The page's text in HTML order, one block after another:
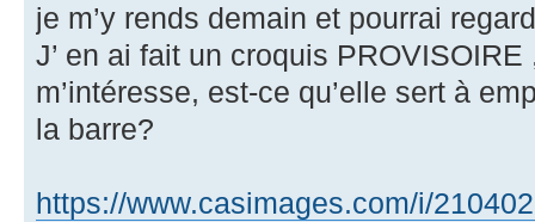
je m’y rends demain et pourrai
J’ en ai fait un croquis
m’intéresse, est-ce qu’elle sert à
la barre?
https://www.casimages.com/i/